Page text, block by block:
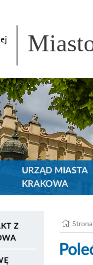
URZĄD MIASTA
KRAKOWA
Z
Strona